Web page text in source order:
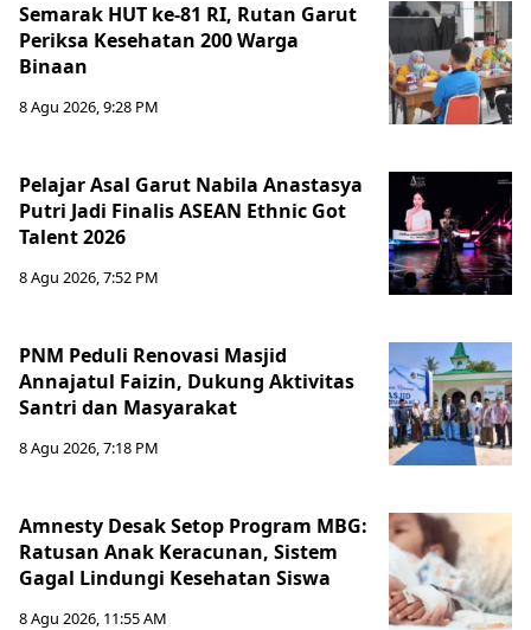
Semarak HUT ke-81 RI, Rutan Garut
Periksa Kesehatan 200 Warga
Binaan
8 Agu 2026, 9:28 PM
Pelajar Asal Garut Nabila Anastasya
Putri Jadi Finalis ASEAN Ethnic Got
Talent 2026
8 Agu 2026, 7:52 PM
PNM Peduli Renovasi Masjid
Annajatul Faizin, Dukung Aktivitas
Santri dan Masyarakat
8 Agu 2026, 7:18 PM
Amnesty Desak Setop Program MBG:
Ratusan Anak Keracunan, Sistem
Gagal Lindungi Kesehatan Siswa
8 Agu 2026, 11:55 AM